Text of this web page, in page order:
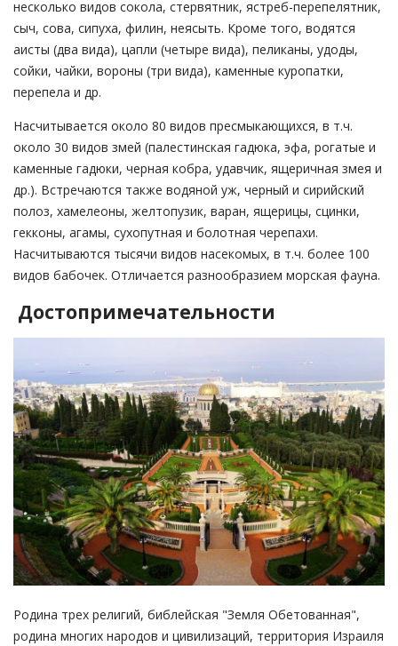
несколько видов сокола, стервятник, ястреб-перепелятник,
сыч, сова, сипуха, филин, неясыть. Кроме того, водятся
аисты (два вида), цапли (четыре вида), пеликаны, удоды,
сойки, чайки, вороны (три вида), каменные куропатки,
перепела и др.
Насчитывается около 80 видов пресмыкающихся, в т.ч.
около 30 видов змей (палестинская гадюка, эфа, рогатые и
каменные гадюки, черная кобра, удавчик, ящеричная змея и
др.). Встречаются также водяной уж, черный и сирийский
полоз, хамелеоны, желтопузик, варан, ящерицы, сцинки,
гекконы, агамы, сухопутная и болотная черепахи.
Насчитываются тысячи видов насекомых, в т.ч. более 100
видов бабочек. Отличается разнообразием морская фауна.
Достопримечательности
Родина трех религий, библейская "Земля Обетованная",
родина многих народов и цивилизаций, территория Израиля